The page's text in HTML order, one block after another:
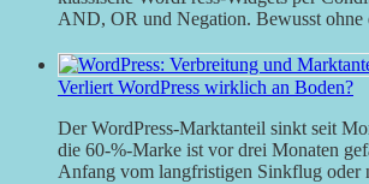
AND, OR und Negation. Bewusst ohne
Verliert WordPress wirklich an Boden?
Der WordPress-Marktanteil sinkt seit
die 60-%-Marke ist vor drei Monaten
Anfang vom langfristigen Sinkflug oder